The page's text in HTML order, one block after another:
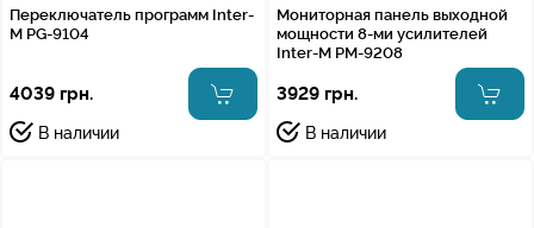
Переключатель программ Inter-
M PG-9104
4039 грн.
В наличии
Мониторная панель выходной
мощности 8-ми усилителей
Inter-M PM-9208
3929 грн.
В наличии